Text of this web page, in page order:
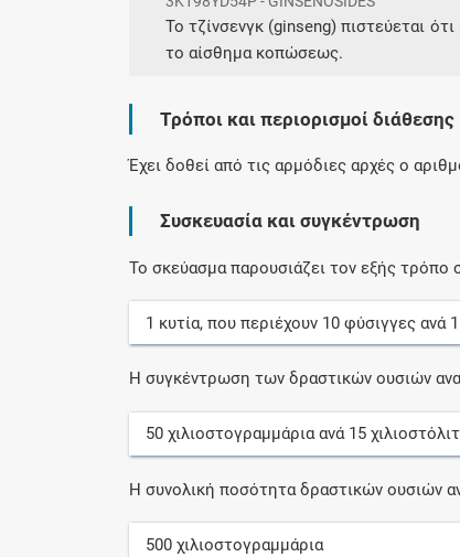
Το τζίνσενγκ (ginseng) πιστεύεται
το αίσθημα κοπώσεως.
Τρόποι και περιορισμοί διάθεσης
Έχει δοθεί από τις αρμόδιες αρχές ο
Συσκευασία και συγκέντρωση
Το σκεύασμα παρουσιάζει τον εξής τρόπο
1 κυτία, που περιέχουν 10 φύσιγγες ανά 1
Η συγκέντρωση των δραστικών ουσιών
50 χιλιοστογραμμάριαανά 15
Η συνολική ποσότητα δραστικών ουσιών
500 χιλιοστογραμμάρια